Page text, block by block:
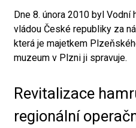
Dne 8. února 2010 byl Vodní
vládou České republiky za
která je majetkem
muzeum v Plzni ji spravuje.
Revitalizace
regionální